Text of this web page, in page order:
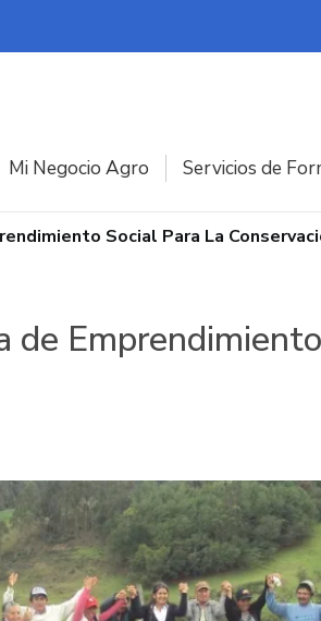
Mi Negocio Agro Servicios de
Social Para La
de